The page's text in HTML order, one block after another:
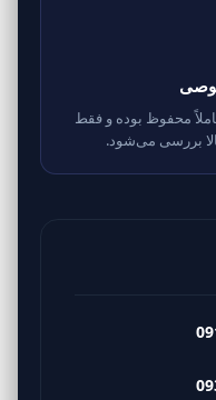
محفوظ بوده و فقط
بررسی می‌شود.